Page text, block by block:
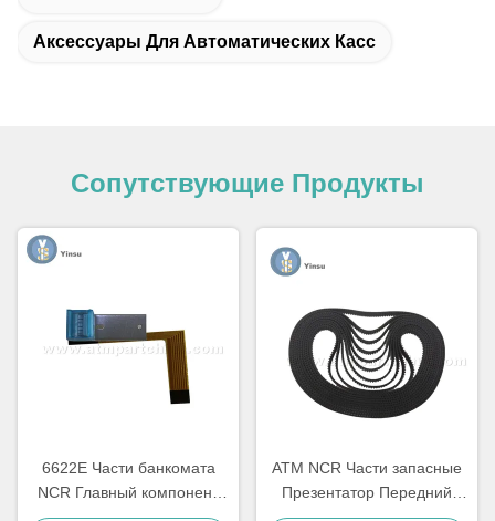
Аксессуары Для Автоматических Касс
Сопутствующие Продукты
6622E Части банкомата
NCR Главный компонент
для считывания карт
АТМ NCR Части запасные
Презентатор Передний
доступ LVDT ремень